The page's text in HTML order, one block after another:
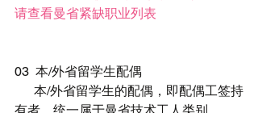
请查看曼省紧缺职业列表
03  本/外省留学生配偶